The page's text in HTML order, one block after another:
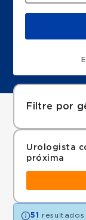
Filtre por
Urologista
próxima
51